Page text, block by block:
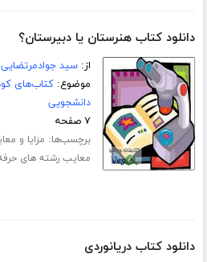
دانلود کتاب هنرستان یا دبیرستان؟
از:سید جوادمرتضایی
موضوع:کتاب‌های
دانشجویی
۷ صفحه
برچسب‌ها: مزایا و
معایب رشته های
دانلود کتاب دریانوردی